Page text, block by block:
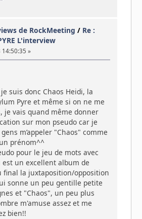
de RockMeeting / Re :
L'interview
»
suis donc Chaos Heidi, la
Pyre et même si on ne me
je vais quand même donner
sur mon pseudo car je
m’appeler "Chaos" comme
prénom^^
pour le jeu de mots avec
est un excellent album de
final la juxtaposition/opposition
sonne un peu gentille petite
et "Chaos", un peu plus
m'amuse assez et me
bien!!